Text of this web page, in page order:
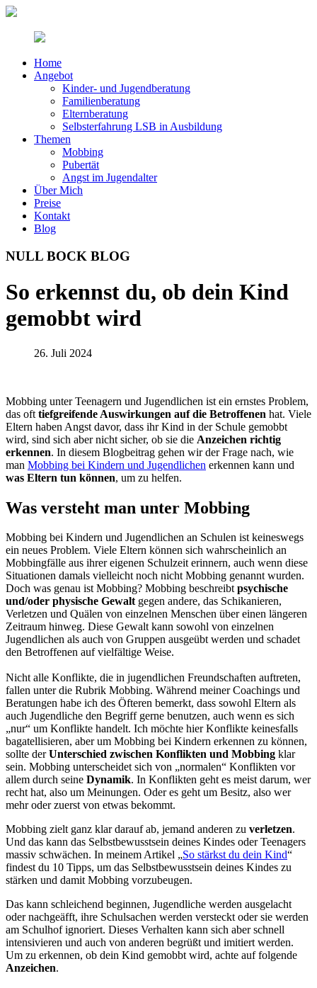
Home
Angebot
Kinder- und Jugendberatung
Familienberatung
Elternberatung
Selbsterfahrung LSB in Ausbildung
Themen
Mobbing
Pubertät
Angst im Jugendalter
Über Mich
Preise
Kontakt
Blog
NULL BOCK BLOG
So erkennst du, ob dein Kind
gemobbt wird
26. Juli 2024
Mobbing unter Teenagern und Jugendlichen ist ein ernstes Problem,
das oft tiefgreifende Auswirkungen auf die Betroffenen hat. Viele
Eltern haben Angst davor, dass ihr Kind in der Schule gemobbt
wird, sind sich aber nicht sicher, ob sie die Anzeichen richtig
erkennen. In diesem Blogbeitrag gehen wir der Frage nach, wie
man Mobbing bei Kindern und Jugendlichen erkennen kann und
was Eltern tun können, um zu helfen.
Was versteht man unter Mobbing
Mobbing bei Kindern und Jugendlichen an Schulen ist keineswegs
ein neues Problem. Viele Eltern können sich wahrscheinlich an
Mobbingfälle aus ihrer eigenen Schulzeit erinnern, auch wenn diese
Situationen damals vielleicht noch nicht Mobbing genannt wurden.
Doch was genau ist Mobbing? Mobbing beschreibtpsychische
und/oder physische Gewaltgegen andere, das Schikanieren,
Verletzen und Quälen von einzelnen Menschen über einen längeren
Zeitraum hinweg. Diese Gewalt kann sowohl von einzelnen
Jugendlichen als auch von Gruppen ausgeübt werden und schadet
den Betroffenen auf vielfältige Weise.
Nicht alle Konflikte, die in jugendlichen Freundschaften auftreten,
fallen unter die Rubrik Mobbing. Während meiner Coachings und
Beratungen habe ich des Öfteren bemerkt, dass sowohl Eltern als
auch Jugendliche den Begriff gerne benutzen, auch wenn es sich
„nur“ um Konflikte handelt. Ich möchte hier Konflikte keinesfalls
bagatellisieren, aber um Mobbing bei Kindern erkennen zu können,
sollte derUnterschied zwischen Konflikten und Mobbing klar
sein. Mobbing unterscheidet sich von „normalen“ Konflikten vor
allem durch seine Dynamik. In Konflikten geht es meist darum, wer
recht hat, also um Meinungen. Oder es geht um Besitz, also wer
mehr oder zuerst von etwas bekommt.
Mobbing zielt ganz klar darauf ab, jemand anderen zu verletzen.
Und das kann das Selbstbewusstsein deines Kindes oder Teenagers
massiv schwächen. In meinem Artikel „So stärkst du dein Kind“
findest du 10 Tipps, um das Selbstbewusstsein deines Kindes zu
stärken und damit Mobbing vorzubeugen.
Das kann schleichend beginnen, Jugendliche werden ausgelacht
oder nachgeäfft, ihre Schulsachen werden versteckt oder sie werden
am Schulhof ignoriert. Dieses Verhalten kann sich aber schnell
intensivieren und auch von anderen begrüßt und imitiert werden.
Um zu erkennen, ob dein Kind gemobbt wird, achte auf folgende
Anzeichen.